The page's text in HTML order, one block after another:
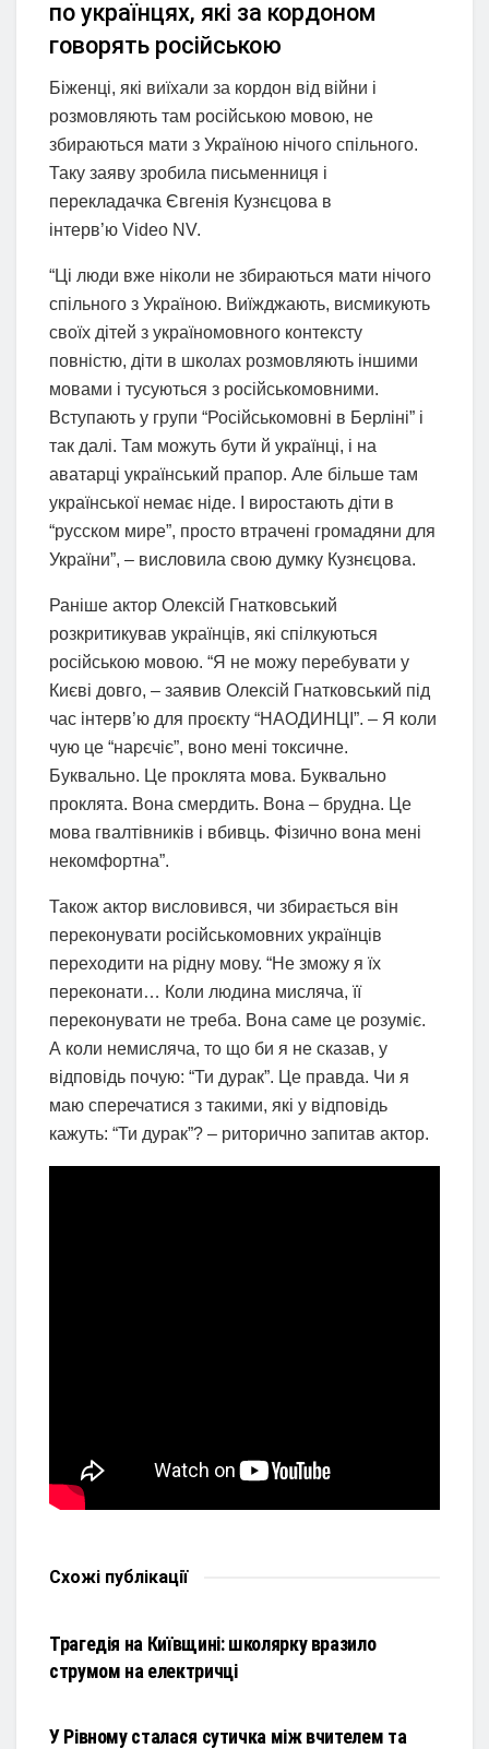
по українцях, які за кордоном
говорять російською
Біженці, які виїхали за кордон від війни і
розмовляють там російською мовою, не
збираються мати з Україною нічого спільного.
Таку заяву зробила письменниця і
перекладачка Євгенія Кузнєцова в
інтерв’ю Video NV.
“Ці люди вже ніколи не збираються мати нічого
спільного з Україною. Виїжджають, висмикують
своїх дітей з україномовного контексту
повністю, діти в школах розмовляють іншими
мовами і тусуються з російськомовними.
Вступають у групи “Російськомовні в Берліні” і
так далі. Там можуть бути й українці, і на
аватарці український прапор. Але більше там
української немає ніде. І виростають діти в
“русском мире”, просто втрачені громадяни для
України”, – висловила свою думку Кузнєцова.
Раніше актор Олексій Гнатковський
розкритикував українців, які спілкуються
російською мовою. “Я не можу перебувати у
Києві довго, – заявив Олексій Гнатковський під
час інтерв’ю для проєкту “НАОДИНЦІ”. – Я коли
чую це “нарєчіє”, воно мені токсичне.
Буквально. Це проклята мова. Буквально
проклята. Вона смердить. Вона – брудна. Це
мова гвалтівників і вбивць. Фізично вона мені
некомфортна”.
Також актор висловився, чи збирається він
переконувати російськомовних українців
переходити на рідну мову. “Не зможу я їх
переконати… Коли людина мисляча, її
переконувати не треба. Вона саме це розуміє.
А коли немисляча, то що би я не сказав, у
відповідь почую: “Ти дурак”. Це правда. Чи я
маю сперечатися з такими, які у відповідь
кажуть: “Ти дурак”? – риторично запитав актор.
Схожі публікації
Трагедія на Київщині: школярку вразило
струмом на електричці
У Рівному сталася сутичка між вчителем та